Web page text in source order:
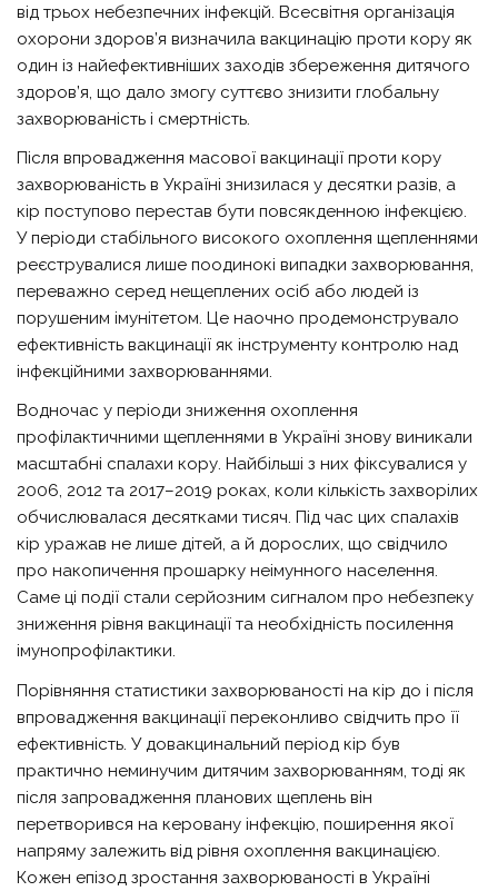
від трьох небезпечних інфекцій. Всесвітня організація
охорони здоров’я визначила вакцинацію проти кору як
один із найефективніших заходів збереження дитячого
здоров’я, що дало змогу суттєво знизити глобальну
захворюваність і смертність.
Після впровадження масової вакцинації проти кору
захворюваність в Україні знизилася у десятки разів, а
кір поступово перестав бути повсякденною інфекцією.
У періоди стабільного високого охоплення щепленнями
реєструвалися лише поодинокі випадки захворювання,
переважно серед нещеплених осіб або людей із
порушеним імунітетом. Це наочно продемонструвало
ефективність вакцинації як інструменту контролю над
інфекційними захворюваннями.
Водночас у періоди зниження охоплення
профілактичними щепленнями в Україні знову виникали
масштабні спалахи кору. Найбільші з них фіксувалися у
2006, 2012 та 2017–2019 роках, коли кількість захворілих
обчислювалася десятками тисяч. Під час цих спалахів
кір уражав не лише дітей, а й дорослих, що свідчило
про накопичення прошарку неімунного населення.
Саме ці події стали серйозним сигналом про небезпеку
зниження рівня вакцинації та необхідність посилення
імунопрофілактики.
Порівняння статистики захворюваності на кір до і після
впровадження вакцинації переконливо свідчить про її
ефективність. У довакцинальний період кір був
практично неминучим дитячим захворюванням, тоді як
після запровадження планових щеплень він
перетворився на керовану інфекцію, поширення якої
напряму залежить від рівня охоплення вакцинацією.
Кожен епізод зростання захворюваності в Україні